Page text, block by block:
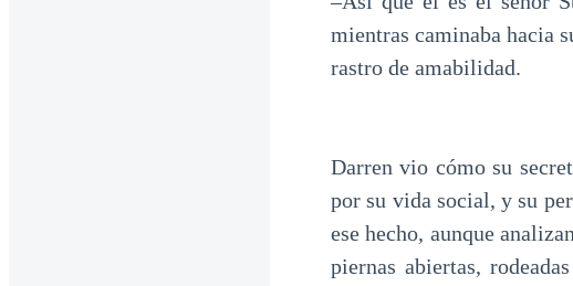
mientras caminaba hacia
rastro de amabilidad.
Darren vio cómo su
por su vida social, y su
ese hecho, aunque
piernas abiertas,